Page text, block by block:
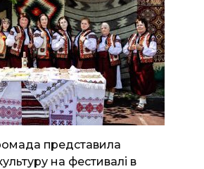
представила
на фестивалі в